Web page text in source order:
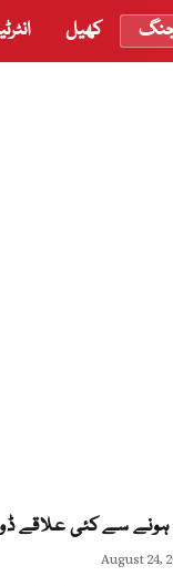
جنگ کھیل
سے کئی علاقے
August 24,